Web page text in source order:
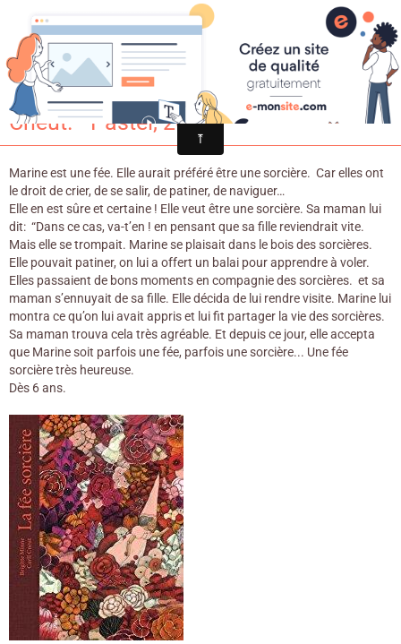
Croqu'livre
La fée sorcière / Brigitte Minne & Carll
Cneut. - Pastel, 2017.
Marine est une fée. Elle aurait préféré être une sorcière. Car elles ont
le droit de crier, de se salir, de patiner, de naviguer…
Elle en est sûre et certaine ! Elle veut être une sorcière. Sa maman lui
dit: “Dans ce cas, va-t’en ! en pensant que sa fille reviendrait vite.
Mais elle se trompait. Marine se plaisait dans le bois des sorcières.
Elle pouvait patiner, on lui a offert un balai pour apprendre à voler.
Elles passaient de bons moments en compagnie des sorcières. et sa
maman s’ennuyait de sa fille. Elle décida de lui rendre visite. Marine lui
montra ce qu’on lui avait appris et lui fit partager la vie des sorcières.
Sa maman trouva cela très agréable. Et depuis ce jour, elle accepta
que Marine soit parfois une fée, parfois une sorcière... Une fée
sorcière très heureuse.
Dès 6 ans.